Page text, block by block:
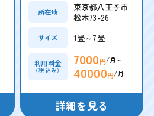
所在地
東京都八王子市
松木73-26
サイズ 1畳～7畳
利用料金
（税込み）
7000円/月～
40000円/月
詳細を見る